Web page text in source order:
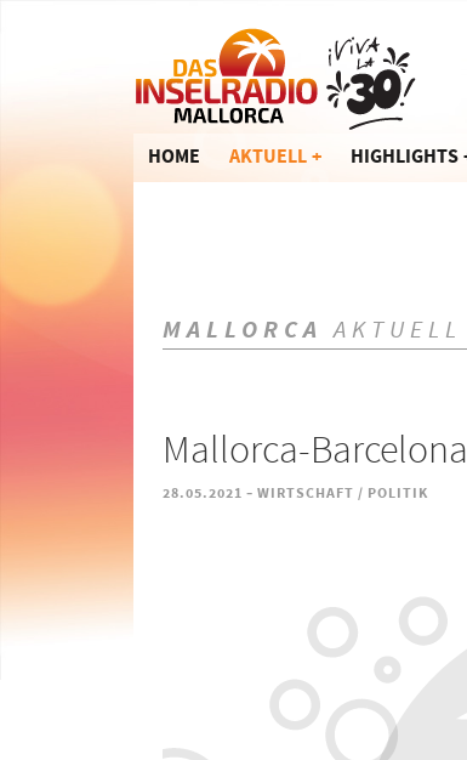
HOME AKTUELL HIGHLIGHTS
MALLORCA
Mallorca-
28.05.2021 - WIRTSCHAFT / POLITIK